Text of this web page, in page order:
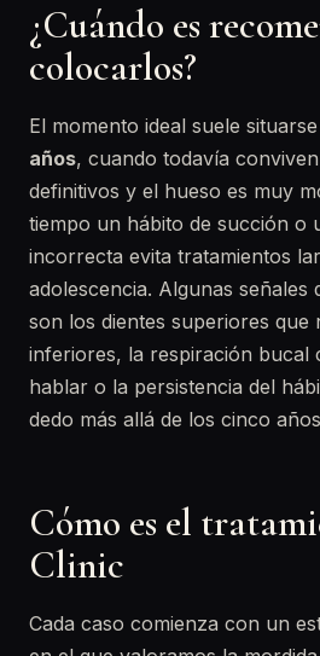
¿Cuándo es
colocarlos?
El momento ideal suele
años, cuando todavía
definitivos y el hueso es muy
tiempo un hábito de succión o
incorrecta evita tratamientos
adolescencia. Algunas señales
son los dientes superiores
inferiores, la respiración bucal
hablar o la persistencia del
dedo más allá de los cinco
Cómo es el
Clinic
Cada caso comienza con un